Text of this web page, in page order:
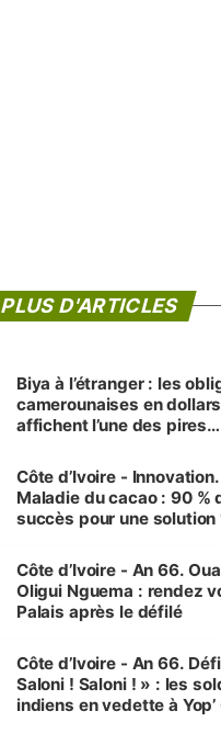
PLUS D'ARTICLES
Biya à l’étranger : les
camerounaises en dollars
affichent l’une des pires
Côte d’Ivoire - Innovation.
Maladie du cacao : 90 %
succès pour une solution
Côte d’Ivoire - An 66.
Oligui Nguema : rendez
Palais après le défilé
Côte d’Ivoire - An 66.
Saloni ! Saloni ! » : les
indiens en vedette à